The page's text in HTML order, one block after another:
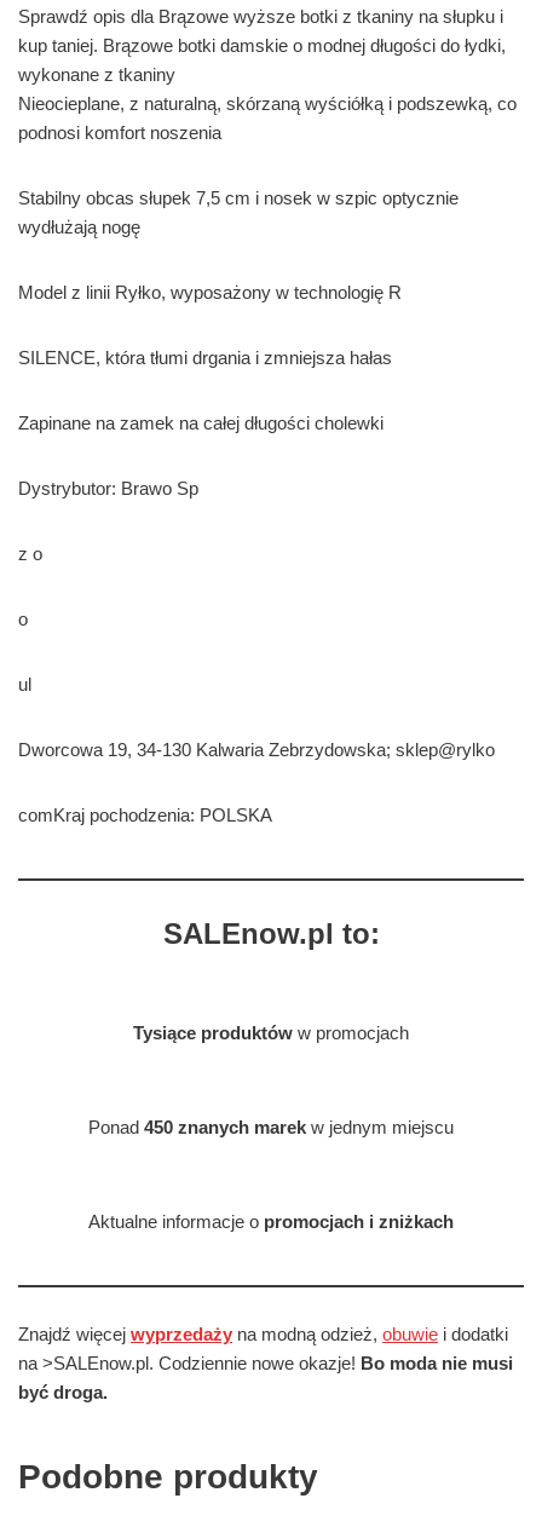
Sprawdź opis dla Brązowe wyższe botki z tkaniny na słupku i
kup taniej. Brązowe botki damskie o modnej długości do łydki,
wykonane z tkaniny
Nieocieplane, z naturalną, skórzaną wyściółką i podszewką, co
podnosi komfort noszenia
Stabilny obcas słupek 7,5 cm i nosek w szpic optycznie
wydłużają nogę
Model z linii Ryłko, wyposażony w technologię R
SILENCE, która tłumi drgania i zmniejsza hałas
Zapinane na zamek na całej długości cholewki
Dystrybutor: Brawo Sp
z o
o
ul
Dworcowa 19, 34-130 Kalwaria Zebrzydowska; sklep@rylko
comKraj pochodzenia: POLSKA
SALEnow.pl to:
Tysiące produktów w promocjach
Ponad 450 znanych marek w jednym miejscu
Aktualne informacje o promocjach i zniżkach
Znajdź więcej wyprzedaży na modną odzież, obuwie i dodatki
na >SALEnow.pl. Codziennie nowe okazje! Bo moda nie musi
być droga.
Podobne produkty